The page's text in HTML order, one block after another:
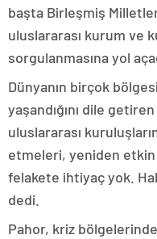
başta Birleşmiş
uluslararası kurum ve
sorgulanmasına yol
Dünyanın birçok
yaşandığını dile
uluslararası
etmeleri, yeniden
felakete ihtiyaç yok.
dedi.
Pahor, kriz